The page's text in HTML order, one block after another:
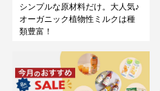
シンプルな原材料だけ。大人気♪
オーガニック植物性ミルクは種
類豊富！